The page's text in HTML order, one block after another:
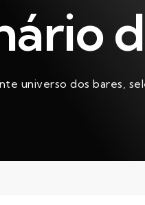
universo dos bares,